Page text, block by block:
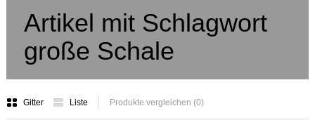
Artikel mit Schlagwort
große Schale
Gitter Liste Produkte vergleichen (0)